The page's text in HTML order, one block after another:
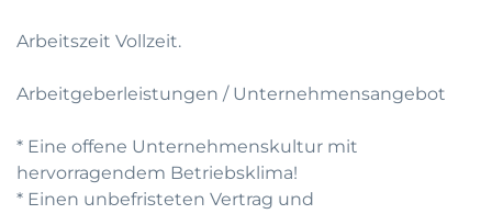
Arbeitszeit Vollzeit.
Arbeitgeberleistungen / Unternehmensangebot
* Eine offene Unternehmenskultur mit
hervorragendem Betriebsklima!
* Einen unbefristeten Vertrag und